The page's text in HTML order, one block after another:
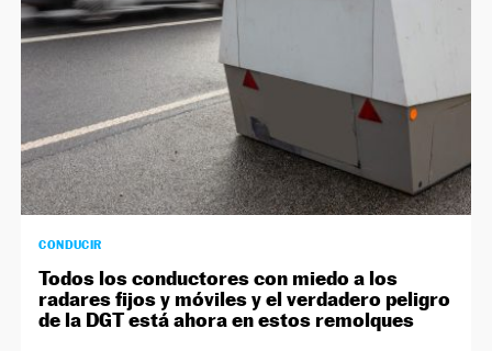
CONDUCIR
Todos los conductores con miedo a los
radares fijos y móviles y el verdadero peligro
de la DGT está ahora en estos remolques